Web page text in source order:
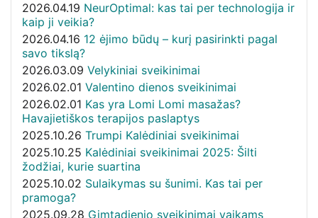
2026.04.19 NeurOptimal: kas tai per technologija ir
kaip ji veikia?
2026.04.16 12 ėjimo būdų – kurį pasirinkti pagal
savo tikslą?
2026.03.09 Velykiniai sveikinimai
2026.02.01 Valentino dienos sveikinimai
2026.02.01 Kas yra Lomi Lomi masažas?
Havajietiškos terapijos paslaptys
2025.10.26 Trumpi Kalėdiniai sveikinimai
2025.10.25 Kalėdiniai sveikinimai 2025: Šilti
žodžiai, kurie suartina
2025.10.02 Sulaikymas su šunimi. Kas tai per
pramoga?
2025.09.28 Gimtadienio sveikinimai vaikams